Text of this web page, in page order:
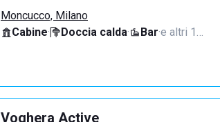
Moncucco, Milano
Cabine· Doccia calda· Bar·e altri 1…
Voghera Active